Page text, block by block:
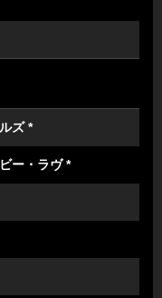
ズ *
ー・ラヴ *